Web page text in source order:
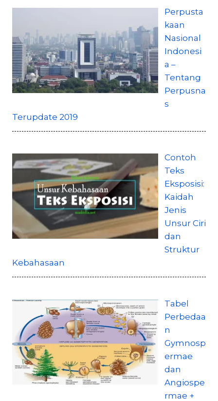
Perpusta
kaan
Nasional
Indonesi
a –
Tentang
Perpusna
s
Terupdate 2019
Contoh
Teks
Eksposisi:
Kaidah
Jenis
Unsur Ciri
dan
Struktur
Kebahasaan
Tabel
Perbedaa
n
Gymnosp
ermae
dan
Angiospe
rmae +